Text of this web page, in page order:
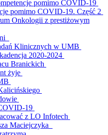
pomimo COVID-19
pomimo COVID-19. Część 2
Onkologii z prestiżowym
Klinicznych w UMB
2020-2024
Branickich
żyje
19
z LO Infotech
Maciejczyka